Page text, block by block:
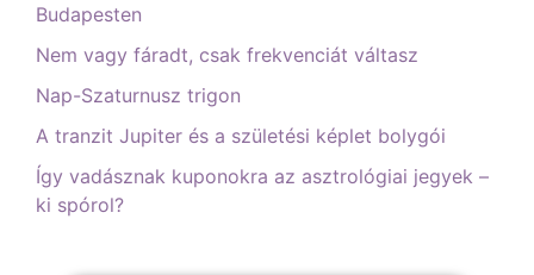
Budapesten
Nem vagy fáradt, csak frekvenciát váltasz
Nap-Szaturnusz trigon
A tranzit Jupiter és a születési képlet bolygói
Így vadásznak kuponokra az asztrológiai jegyek –
ki spórol?